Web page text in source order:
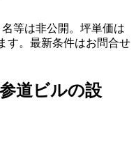
等は非公開。坪単価は
す。最新条件はお問合せ
道ビルの設